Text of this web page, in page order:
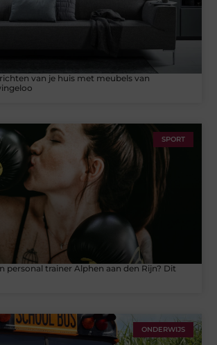
van je huis met meubels van
SPORT
personal trainer Alphen aan den Rijn? Dit
ONDERWIJS